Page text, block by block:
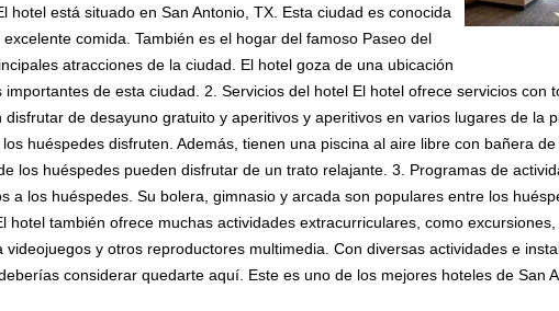
está situado en San Antonio, TX. Esta ciudad es conocida
comida. También es el hogar del famoso Paseo del
atracciones de la ciudad. El hotel goza de una ubicación
de esta ciudad. 2. Servicios del hotel El hotel ofrece servicios con
de desayuno gratuito y aperitivos y aperitivos en varios lugares de la
huéspedes disfruten. Además, tienen una piscina al aire libre con bañera
los huéspedes pueden disfrutar de un trato relajante. 3. Programas de
a los huéspedes. Su bolera, gimnasio y arcada son populares entre los
hotel también ofrece muchas actividades extracurriculares, como
y otros reproductores multimedia. Con diversas actividades e
considerar quedarte aquí. Este es uno de los mejores hoteles de San